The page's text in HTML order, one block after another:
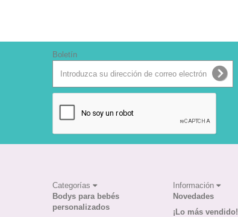
Boletín
Categorías
Bodys para bebés
personalizados
Información
Novedades
¡Lo más vendido!